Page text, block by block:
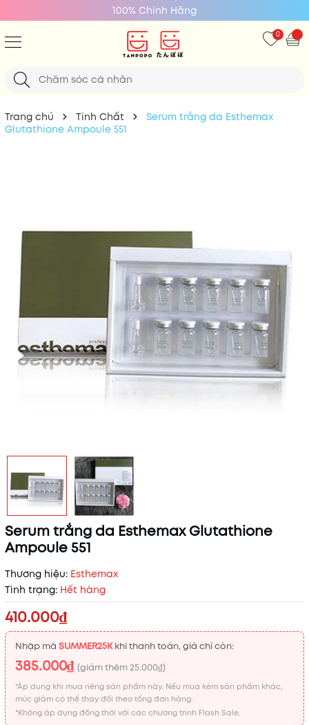
Giá Tốt Nhất
0
Trang chủ Tinh Chất
Serum trắng da Esthemax
Glutathione Ampoule 551
Serum trắng da Esthemax Glutathione
Ampoule 551
Thương hiệu: Esthemax
Tình trạng: Hết hàng
410.000₫
Nhập mã SUMMER25Kkhi thanh toán, giá chỉ còn:
385.000₫ (giảm thêm25.000₫)
*Áp dụng khi mua riêng sản phẩm này. Nếu mua kèm sản phẩm khác,
mức giảm có thể thay đổi theo tổng đơn hàng.
*Không áp dụng đồng thời với các chương trình Flash Sale.